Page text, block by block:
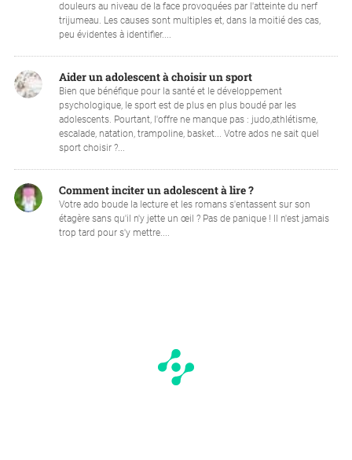
douleurs au niveau de la face provoquées par l'atteinte du nerf
trijumeau. Les causes sont multiples et, dans la moitié des cas,
peu évidentes à identifier....
Aider un adolescent à choisir un sport
Bien que bénéfique pour la santé et le développement
psychologique, le sport est de plus en plus boudé par les
adolescents. Pourtant, l'offre ne manque pas : judo,athlétisme,
escalade, natation, trampoline, basket... Votre ados ne sait quel
sport choisir ?...
Comment inciter un adolescent à lire ?
Votre ado boude la lecture et les romans s'entassent sur son
étagère sans qu'il n'y jette un œil ? Pas de panique ! Il n'est jamais
trop tard pour s'y mettre....